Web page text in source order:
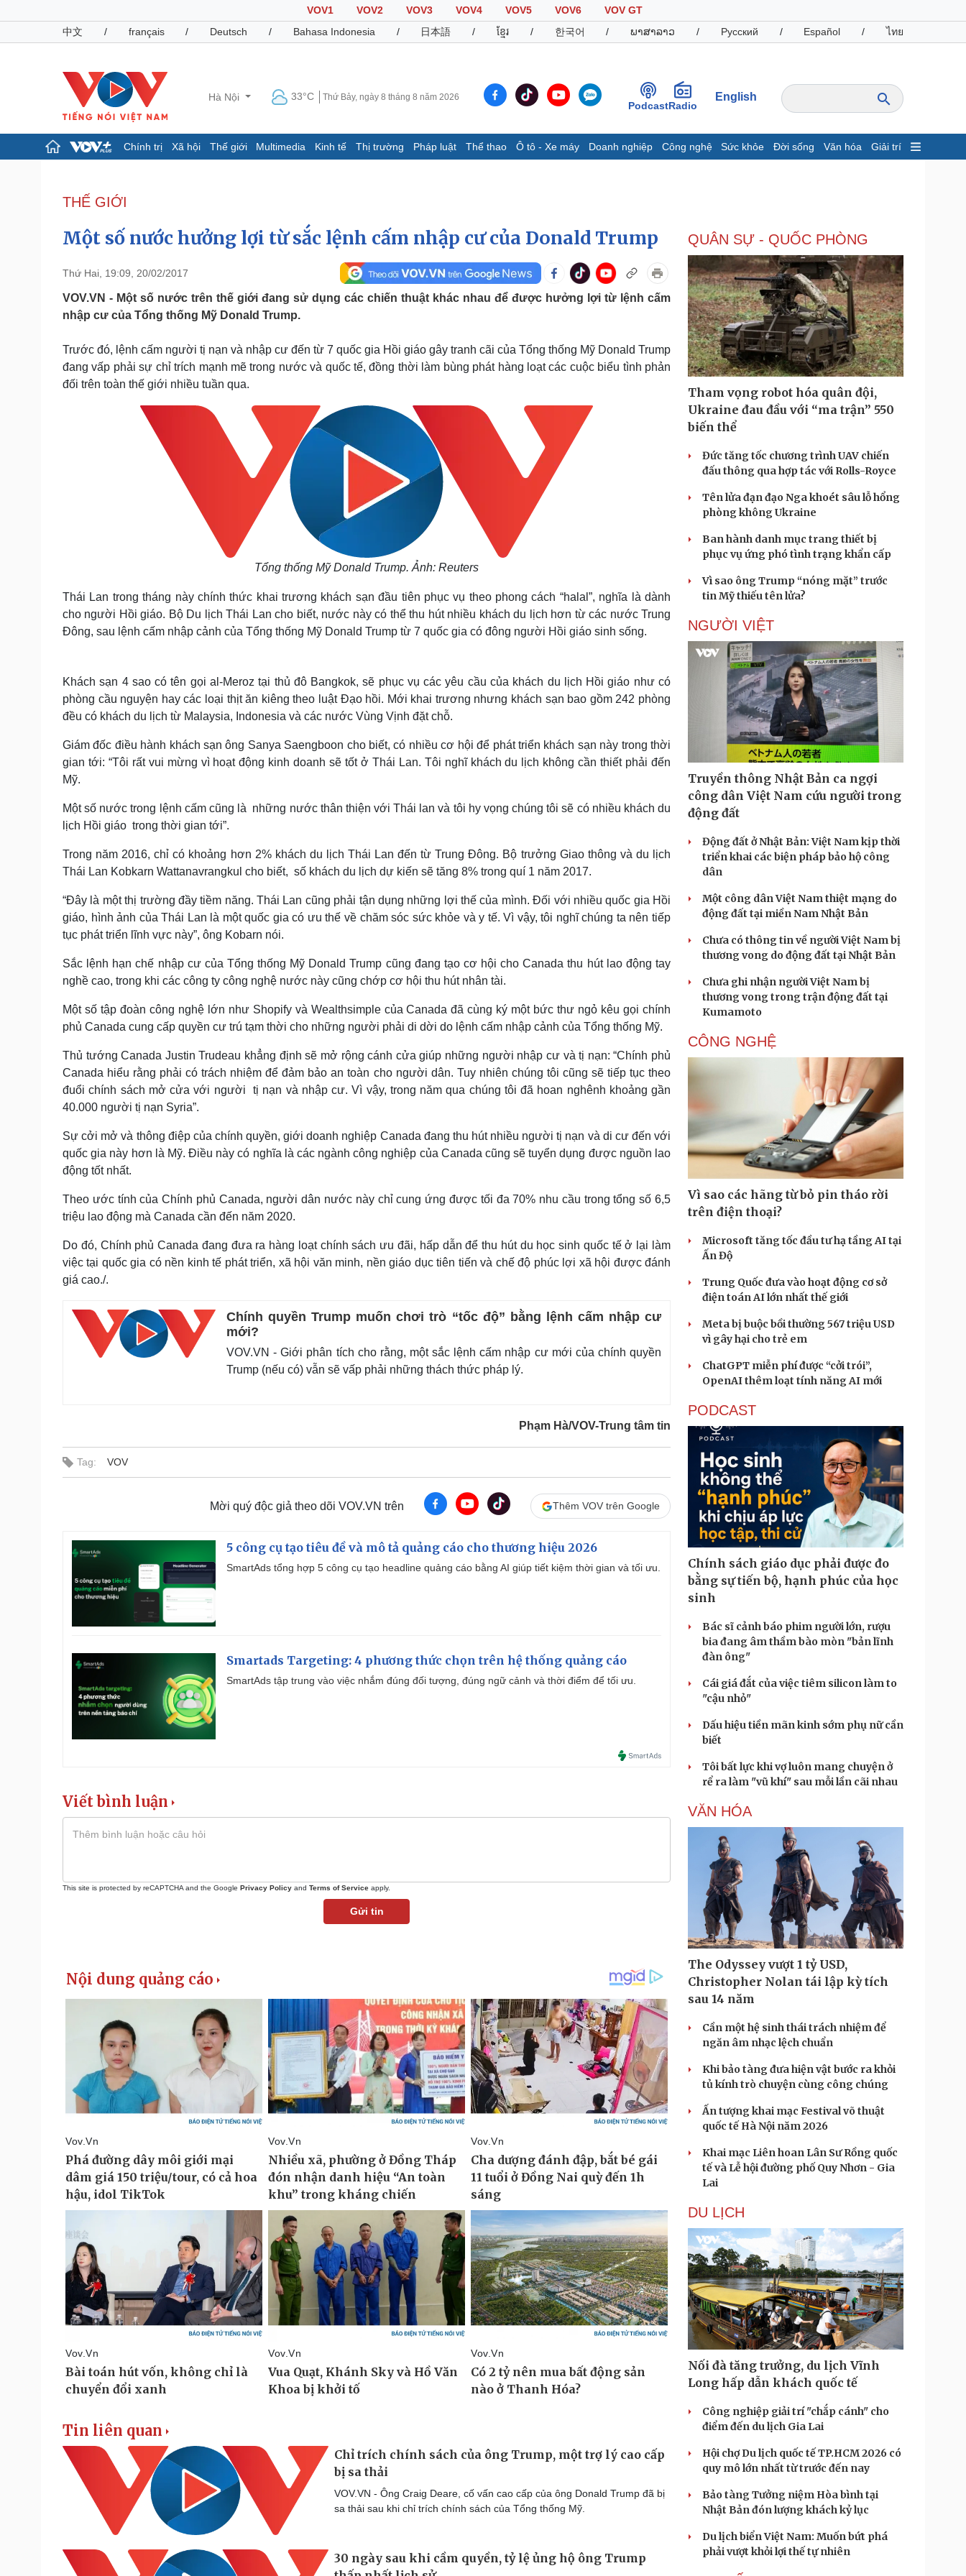
VOV1 VOV2 VOV3 VOV4 VOV5 VOV6
VOV GT
中文
/ français / Deutsch / Bahasa Indonesia / 日本語 / ខ្មែរ / 한국어 / ພາສາລາວ / Русский / Español / ไทย
Hà Nội 33°C Thứ Bảy, ngày 8 tháng 8 năm 2026
PodcastRadio
English
Chính trị Xã hội Thế giới Multimedia Kinh tế Thị trường Pháp luật Thể thao Ô tô - Xe máy Doanh nghiệp Công nghệ Sức khỏe Đời sống Văn hóa Giải trí
Đảng
Tổ chức nhân sự
Nhận diện sự thật
Dấu ấn VOV
E-Magazine
Infographic
Chứng khoán
Giá cà phê
Pháp luật
Vụ án
Tư vấn luật
Quân sự - Quốc phòng
Vũ khí
Phân tích
Thể thao
Thế giới thể thao
eSports
Hậu trường
Ô tô - Xe máy
Tư vấn
Doanh nghiệp
Thông tin doanh nghiệp
Doanh nghiệp 24h
Doanh nhân
Vì cộng đồng
Công nghệ
Sành điệu
Tin Công nghệ
Trải nghiệm
Chuyển đổi số
Dinh dưỡng - món ngon
Nhà đẹp
Blog
Tình yêu - Gia đình
Sân khấu - Điện ảnh
Âm nhạc
Di sản
Nghệ sĩ
Thời trang
Sao Việt
Podcast
Câu chuyện thời sự
Cửa sổ tình yêu
Kể chuyện cho bé
Hạt giống tâm hồn
THẾ GIỚI
Một số nước hưởng lợi từ sắc lệnh cấm nhập cư của Donald Trump
Thứ Hai, 19:09, 20/02/2017
VOV.VN - Một số nước trên thế giới đang sử dụng các chiến thuật khác nhau để được hưởng lợi từ lệnh cấm
nhập cư của Tổng thống Mỹ Donald Trump.
Trước đó, lệnh cấm người tị nạn và nhập cư đến từ 7 quốc gia Hồi giáo gây tranh cãi của Tổng thống Mỹ Donald Trump
đang vấp phải sự chỉ trích mạnh mẽ trong nước và quốc tế, đồng thời làm bùng phát hàng loạt các cuộc biểu tình phản
đối trên toàn thế giới nhiều tuần qua.
Tổng thống Mỹ Donald Trump. Ảnh: Reuters
Thái Lan trong tháng này chính thức khai trương khách sạn đầu tiên phục vụ theo phong cách “halal”, nghĩa là dành
cho người Hồi giáo. Bộ Du lịch Thái Lan cho biết, nước này có thể thu hút nhiều khách du lịch hơn từ các nước Trung
Đông, sau lệnh cấm nhập cảnh của Tổng thống Mỹ Donald Trump từ 7 quốc gia có đông người Hồi giáo sinh sống.
Khách sạn 4 sao có tên gọi al-Meroz tại thủ đô Bangkok, sẽ phục vụ các yêu cầu của khách du lịch Hồi giáo như có
phòng cầu nguyện hay các loại thịt ăn kiêng theo luật Đạo hồi. Mới khai trương nhưng khách sạn bao gồm 242 phòng
đều có khách du lịch từ Malaysia, Indonesia và các nước Vùng Vịnh đặt chỗ.
Giám đốc điều hành khách sạn ông Sanya Saengboon cho biết, có nhiều cơ hội để phát triển khách sạn này trong thời
gian tới: “Tôi rất vui mừng vì hoạt động kinh doanh sẽ tốt ở Thái Lan. Tôi nghĩ khách du lịch không cần thiết phải đến
Mỹ.
Một số nước trong lệnh cấm cũng là những nước thân thiện với Thái lan và tôi hy vọng chúng tôi sẽ có nhiều khách du
lịch Hồi giáo trong thời gian tới”.
Trong năm 2016, chỉ có khoảng hơn 2% khách du lịch Thái Lan đến từ Trung Đông. Bộ trưởng Giao thông và du lịch
Thái Lan Kobkarn Wattanavrangkul cho biết, số khách du lịch dự kiến sẽ tăng 8% trong quí 1 năm 2017.
“Đây là một thị trường đầy tiềm năng. Thái Lan cũng phải tận dụng những lợi thế của mình. Đối với nhiều quốc gia Hồi
giáo, hình ảnh của Thái Lan là một quốc gia có ưu thế về chăm sóc sức khỏe và y tế. Vì vậy, tôi nghĩ chúng ta nên tiếp
tục phát triển lĩnh vực này”, ông Kobarn nói.
Sắc lệnh hạn chế nhập cư của Tổng thống Mỹ Donald Trump cũng đang tạo cơ hội cho Canada thu hút lao động tay
nghề cao, trong khi các công ty công nghệ nước này cũng chớp cơ hội thu hút nhân tài.
Một số tập đoàn công nghệ lớn như Shopify và Wealthsimple của Canada đã cùng ký một bức thư ngỏ kêu gọi chính
phủ Canada cung cấp quyền cư trú tạm thời cho những người phải di dời do lệnh cấm nhập cảnh của Tổng thống Mỹ.
Thủ tướng Canada Justin Trudeau khẳng định sẽ mở rộng cánh cửa giúp những người nhập cư và tị nạn: “Chính phủ
Canada hiểu rằng phải có trách nhiệm để đảm bảo an toàn cho người dân. Tuy nhiên chúng tôi cũng sẽ tiếp tục theo
đuổi chính sách mở cửa với người tị nạn và nhập cư. Vì vậy, trong năm qua chúng tôi đã hoan nghênh khoảng gần
40.000 người tị nạn Syria”.
Sự cởi mở và thông điệp của chính quyền, giới doanh nghiệp Canada đang thu hút nhiều người tị nạn và di cư đến với
quốc gia này hơn là Mỹ. Điều này có nghĩa là các ngành công nghiệp của Canada cũng sẽ tuyển dụng được nguồn lao
động tốt nhất.
Theo ước tính của Chính phủ Canada, người dân nước này chỉ cung ứng được tối đa 70% nhu cầu trong tổng số 6,5
triệu lao động mà Canada cần đến năm 2020.
Do đó, Chính phủ Canada đang đưa ra hàng loạt chính sách ưu đãi, hấp dẫn để thu hút du học sinh quốc tế ở lại làm
việc tại quốc gia có nền kinh tế phát triển, xã hội văn minh, nền giáo dục tiên tiến và chế độ phúc lợi xã hội được đánh
giá cao./.
Chính quyền Trump muốn chơi trò “tốc độ” bằng lệnh cấm nhập cư
mới?
VOV.VN - Giới phân tích cho rằng, một sắc lệnh cấm nhập cư mới của chính quyền
Trump (nếu có) vẫn sẽ vấp phải những thách thức pháp lý.
Phạm Hà/VOV-Trung tâm tin
Tag: VOV
Mời quý độc giả theo dõi VOV.VN trên Thêm VOV trên Google
5 công cụ tạo tiêu đề và mô tả quảng cáo cho thương hiệu 2026
SmartAds tổng hợp 5 công cụ tạo headline quảng cáo bằng AI giúp tiết kiệm thời gian và tối ưu.
Smartads Targeting: 4 phương thức chọn trên hệ thống quảng cáo
SmartAds tập trung vào việc nhắm đúng đối tượng, đúng ngữ cảnh và thời điểm để tối ưu.
Viết bình luận
This site is protected by reCAPTCHA and the Google Privacy Policy and Terms of Service apply.
Gửi tin
Tin liên quan
Chỉ trích chính sách của ông Trump, một trợ lý cao cấp
bị sa thải
VOV.VN - Ông Craig Deare, cố vấn cao cấp của ông Donald Trump đã bị
sa thải sau khi chỉ trích chính sách của Tổng thống Mỹ.
30 ngày sau khi cầm quyền, tỷ lệ ủng hộ ông Trump
QUÂN SỰ - QUỐC PHÒNG
Tham vọng robot hóa quân đội,
Ukraine đau đầu với “ma trận” 550
biến thể
Đức tăng tốc chương trình UAV chiến
đấu thông qua hợp tác với Rolls-Royce
Tên lửa đạn đạo Nga khoét sâu lỗ hổng
phòng không Ukraine
Ban hành danh mục trang thiết bị
phục vụ ứng phó tình trạng khẩn cấp
Vì sao ông Trump “nóng mặt” trước
tin Mỹ thiếu tên lửa?
NGƯỜI VIỆT
Truyền thông Nhật Bản ca ngợi
công dân Việt Nam cứu người trong
động đất
Động đất ở Nhật Bản: Việt Nam kịp thời
triển khai các biện pháp bảo hộ công
dân
Một công dân Việt Nam thiệt mạng do
động đất tại miền Nam Nhật Bản
Chưa có thông tin về người Việt Nam bị
thương vong do động đất tại Nhật Bản
Chưa ghi nhận người Việt Nam bị
thương vong trong trận động đất tại
Kumamoto
CÔNG NGHỆ
Vì sao các hãng từ bỏ pin tháo rời
trên điện thoại?
Microsoft tăng tốc đầu tư hạ tầng AI tại
Ấn Độ
Trung Quốc đưa vào hoạt động cơ sở
điện toán AI lớn nhất thế giới
Meta bị buộc bồi thường 567 triệu USD
vì gây hại cho trẻ em
ChatGPT miễn phí được “cởi trói”,
OpenAI thêm loạt tính năng AI mới
PODCAST
Chính sách giáo dục phải được đo
bằng sự tiến bộ, hạnh phúc của học
sinh
Bác sĩ cảnh báo phim người lớn, rượu
bia đang âm thầm bào mòn "bản lĩnh
đàn ông"
Cái giá đắt của việc tiêm silicon làm to
"cậu nhỏ"
Dấu hiệu tiền mãn kinh sớm phụ nữ cần
biết
Tôi bất lực khi vợ luôn mang chuyện ở
rể ra làm "vũ khí" sau mỗi lần cãi nhau
VĂN HÓA
The Odyssey vượt 1 tỷ USD,
Christopher Nolan tái lập kỳ tích
sau 14 năm
Cần một hệ sinh thái trách nhiệm để
ngăn âm nhạc lệch chuẩn
Khi bảo tàng đưa hiện vật bước ra khỏi
tủ kính trò chuyện cùng công chúng
Ấn tượng khai mạc Festival võ thuật
quốc tế Hà Nội năm 2026
Khai mạc Liên hoan Lân Sư Rồng quốc
tế và Lễ hội đường phố Quy Nhơn - Gia
Lai
DU LỊCH
Nối đà tăng trưởng, du lịch Vĩnh
Long hấp dẫn khách quốc tế
Công nghiệp giải trí "chắp cánh" cho
điểm đến du lịch Gia Lai
Hội chợ Du lịch quốc tế TP.HCM 2026 có
quy mô lớn nhất từ trước đến nay
Bảo tàng Tưởng niệm Hòa bình tại
Nhật Bản đón lượng khách kỷ lục
Du lịch biển Việt Nam: Muốn bứt phá
phải vượt khỏi lợi thế tự nhiên